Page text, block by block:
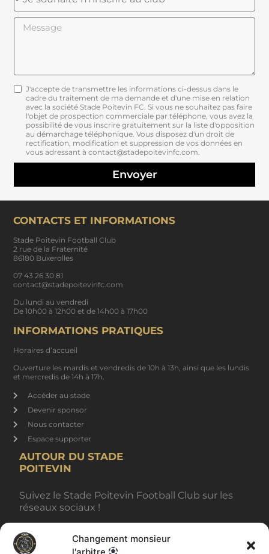
Changement monsieur
l'arbitre
J'accepte de transmettre les informations ci-dessus dans le
cadre du traitement de ma demande et d'une mise en relation
avec la société Stade Poitevin FC. Si vous ne souhaitez pas faire
l'objet de prospection commerciale par téléphone, vous avez la
possibilité de vous inscrire gratuitement sur la liste d'opposition
au démarchage téléphonique. Vous disposez d'un droit de
rectification, modification et suppression de vos données en
vous adressant à contact@stadepoitevinfc.com.
Envoyer
CONTACTS ET INFORMATIONS
Stade Poitevin Football Club
2 rue de la Fraternité
86180 Buxerolles
07 43 26 30 81
contact@stadepoitevinfc.com
Du lundi au vendredi
De 10h00 à 12h00 et de 14h00 à 17h00
INFORMATIONS PRATIQUES
Horaires d’accueil
Ouverture les mardis et vendredis de 10h à 13h, ainsi que les lundis
et mercredis de 14h à 17h.
Accéder au stade
Devenir sponsor
Nous contacter
Espace supporter
AUTOUR DU STADE
POITEVIN
Suivez le Stade Poitevin Football Club sur les
réseaux sociaux !
BILLETTERIE